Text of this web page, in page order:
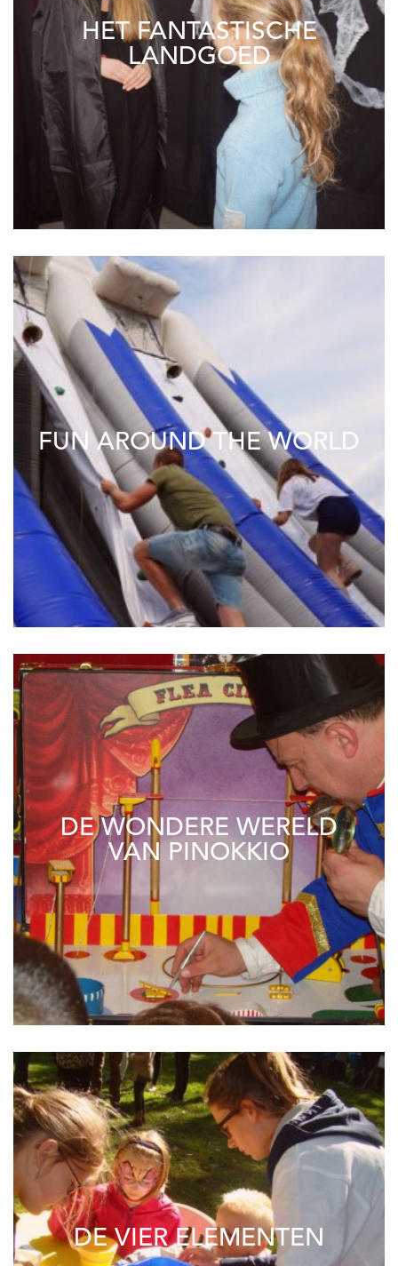
HET FANTASTISCHE
LANDGOED
FUN AROUND THE WORLD
DE WONDERE WERELD
VAN PINOKKIO
DE VIER ELEMENTEN